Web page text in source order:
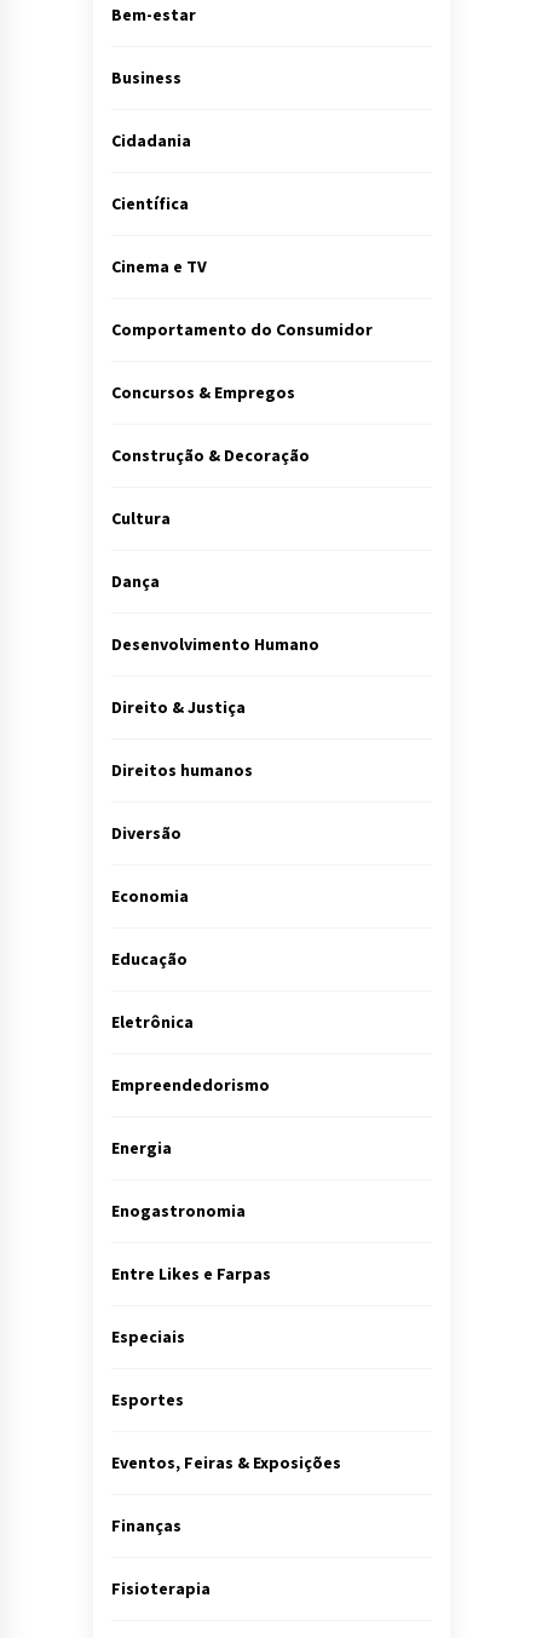
Bem-estar
Business
Cidadania
Científica
Cinema e TV
Comportamento do Consumidor
Concursos & Empregos
Construção & Decoração
Cultura
Dança
Desenvolvimento Humano
Direito & Justiça
Direitos humanos
Diversão
Economia
Educação
Eletrônica
Empreendedorismo
Energia
Enogastronomia
Entre Likes e Farpas
Especiais
Esportes
Eventos, Feiras & Exposições
Finanças
Fisioterapia